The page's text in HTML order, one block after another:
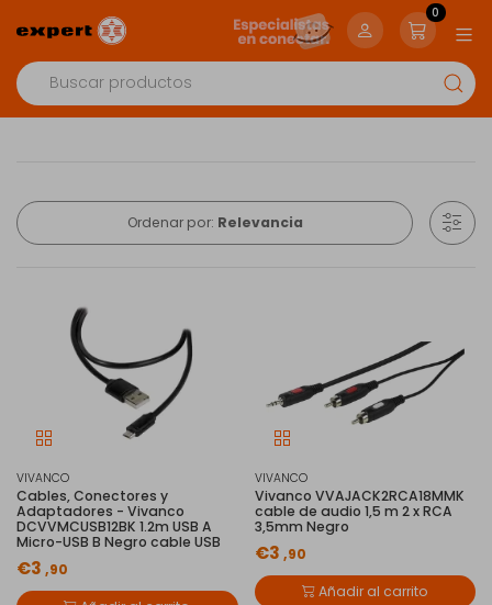
0
Ordenar por: Relevancia
VIVANCO
Cables, Conectores y
Adaptadores - Vivanco
DCVVMCUSB12BK 1.2m USB A
Micro-USB B Negro cable USB
€3 ,90
VIVANCO
Vivanco VVAJACK2RCA18MMK
cable de audio 1,5 m 2 x RCA
3,5mm Negro
€3 ,90
Añadir al carrito